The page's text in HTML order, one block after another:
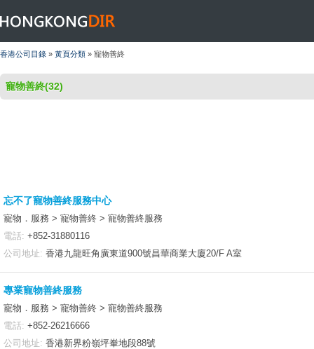
HONGKONGDIR
香港公司目錄 » 黃頁分類 » 寵物善終
寵物善終(32)
忘不了寵物善終服務中心
寵物．服務 > 寵物善終 > 寵物善終服務
電話: +852-31880116
公司地址: 香港九龍旺角廣東道900號昌華商業大廈20/F A室
專業寵物善終服務
寵物．服務 > 寵物善終 > 寵物善終服務
電話: +852-26216666
公司地址: 香港新界粉嶺坪輋地段88號